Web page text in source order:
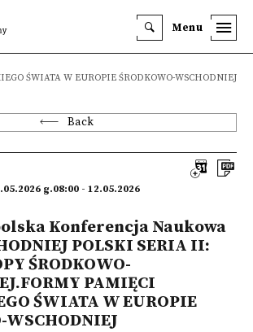
Menu
ŚWIATA W EUROPIE ŚRODKOWO-WSCHODNIEJ
Back
g.08:00 - 12.05.2026
Konferencja Naukowa
POLSKI SERIA II:
ŚRODKOWO-
PAMIĘCI
ŚWIATA W EUROPIE
WSCHODNIEJ